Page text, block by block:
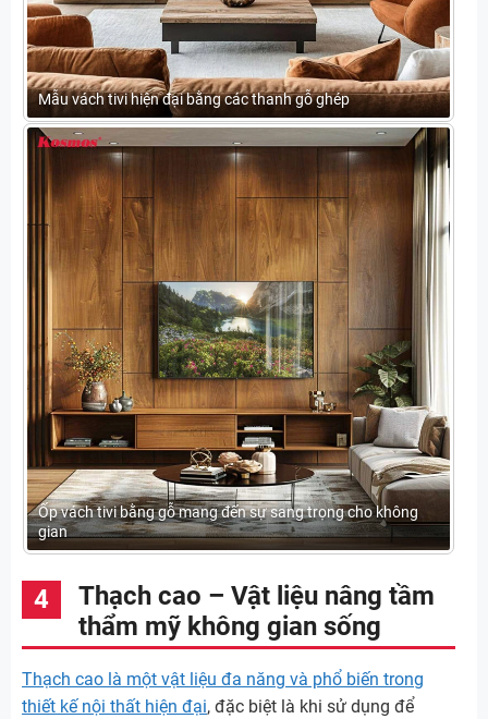
Mẫu vách tivi hiện đại bằng các thanh gỗ ghép
Ốp vách tivi bằng gỗ mang đến sự sang trọng cho không
gian
Thạch cao – Vật liệu nâng tầm
thẩm mỹ không gian sống
Thạch cao là một vật liệu đa năng và phổ biến trong
thiết kế nội thất hiện đại, đặc biệt là khi sử dụng để